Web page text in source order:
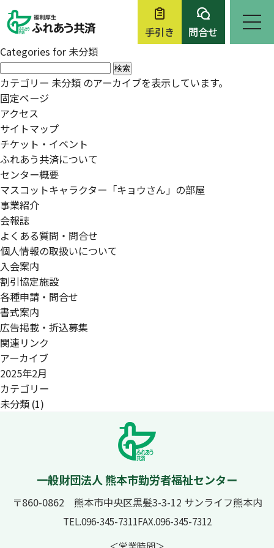
手引き
問合せ
Categories for 未分類
検
索:
カテゴリー 未分類 のアーカイブを表示しています。
固定ページ
アクセス
サイトマップ
チケット・イベント
ふれあう共済について
センター概要
マスコットキャラクター「キョウさん」の部屋
事業紹介
会報誌
よくある質問・問合せ
個人情報の取扱いについて
入会案内
割引協定施設
各種申請・問合せ
書式案内
広告掲載・折込募集
関連リンク
アーカイブ
2025年2月
カテゴリー
未分類 (1)
一般財団法人 熊本市勤労者福祉センター
〒860-0862 熊本市中央区黒髪3-3-12 サンライフ熊本内
TEL.096-345-7311FAX.096-345-7312
ホーム
各種申請・問合せ
チケット・イベント
事務の手引き
サイトマップ